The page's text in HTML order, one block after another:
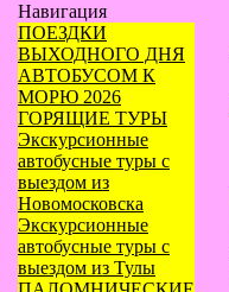
Навигация
ПОЕЗДКИ
ВЫХОДНОГО ДНЯ
АВТОБУСОМ К
МОРЮ 2026
ГОРЯЩИЕ ТУРЫ
Экскурсионные
автобусные туры с
выездом из
Новомосковска
Экскурсионные
автобусные туры с
выездом из Тулы